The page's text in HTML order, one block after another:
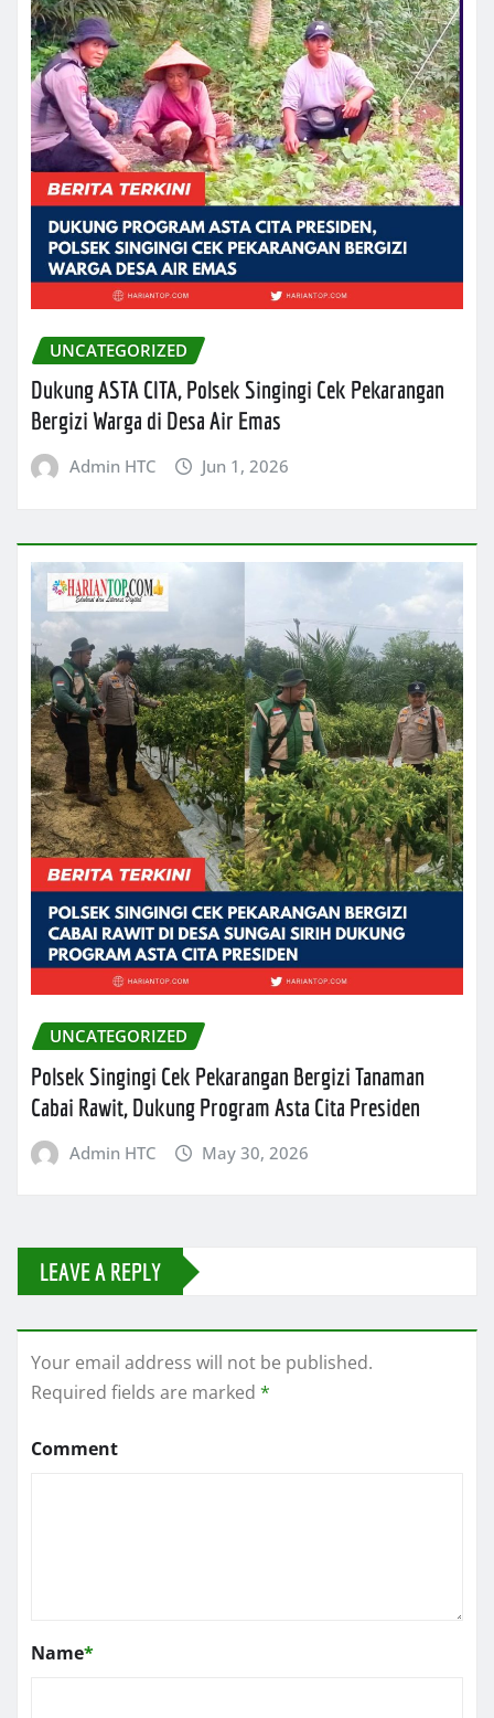
UNCATEGORIZED
Dukung ASTA CITA, Polsek Singingi Cek Pekarangan
Bergizi Warga di Desa Air Emas
Admin HTC Jun 1, 2026
UNCATEGORIZED
Polsek Singingi Cek Pekarangan Bergizi Tanaman
Cabai Rawit, Dukung Program Asta Cita Presiden
Admin HTC May 30, 2026
LEAVE A REPLY
Your email address will not be published.
Required fields are marked *
Comment
Name*